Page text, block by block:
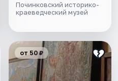
Починковский историко-
краеведческий музей
от 50 ₽